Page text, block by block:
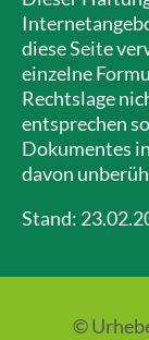
diese Seite
einzelne
Rechtslage
entsprechen
Dokumentes
davon
Stand:
©